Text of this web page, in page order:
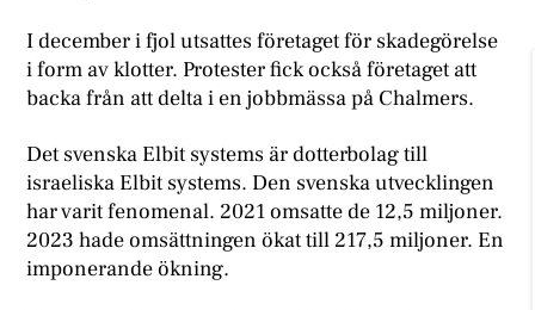
I december i fjol utsattes företaget för skadegörelse
i form av klotter. Protester fick också företaget att
backa från att delta i en jobbmässa på Chalmers.
Det svenska Elbit systems är dotterbolag till
israeliska Elbit systems. Den svenska utvecklingen
har varit fenomenal. 2021 omsatte de 12,5 miljoner.
2023 hade omsättningen ökat till 217,5 miljoner. En
imponerande ökning.